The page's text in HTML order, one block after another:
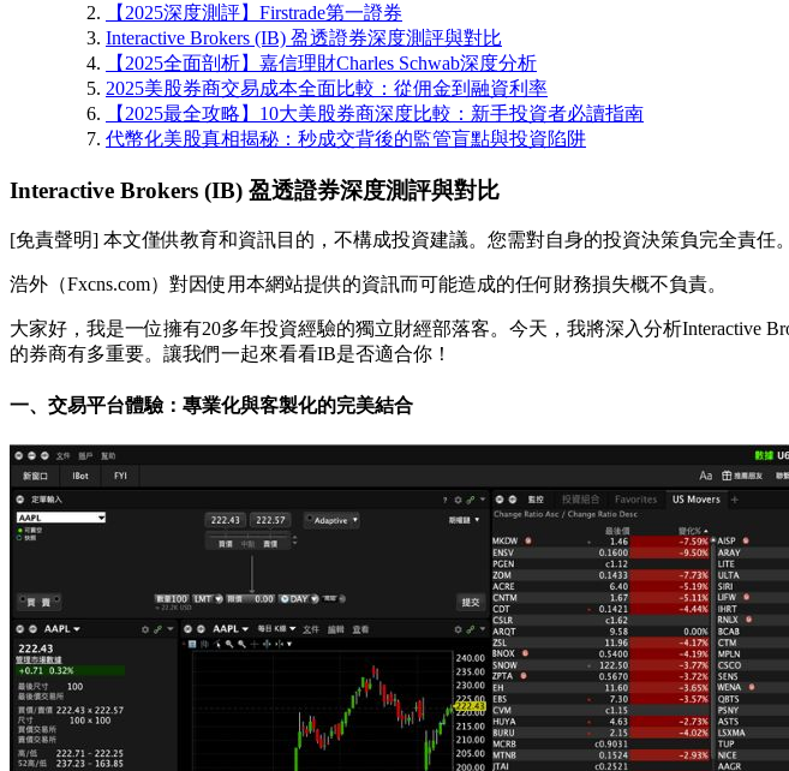
【2025深度測評】Firstrade第一證券
Interactive Brokers (IB) 盈透證券深度測評與對比
【2025全面剖析】嘉信理財Charles Schwab深度分析
2025美股券商交易成本全面比較：從佣金到融資利率
【2025最全攻略】10大美股券商深度比較：新手投資者必讀指南
代幣化美股真相揭秘：秒成交背後的監管盲點與投資陷阱
Interactive Brokers (IB) 盈透證券深度測評與對比
[免責聲明] 本文僅供教育和資訊目的，不構成投資建議。您需對自身的投資決策負完全責任。
浩外（Fxcns.com）對因使用本網站提供的資訊而可能造成的任何財務損失概不負責。
大家好，我是一位擁有20多年投資經驗的獨立財經部落客。今天，我將深入分析Interactive
的券商有多重要。讓我們一起來看看IB是否適合你！
一、交易平台體驗：專業化與客製化的完美結合